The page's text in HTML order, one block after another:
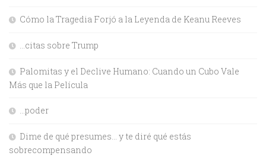
Cómo la Tragedia Forjó a la Leyenda de Keanu Reeves
…citas sobre Trump
Palomitas y el Declive Humano: Cuando un Cubo Vale
Más que la Película
…poder
Dime de qué presumes… y te diré qué estás
sobrecompensando